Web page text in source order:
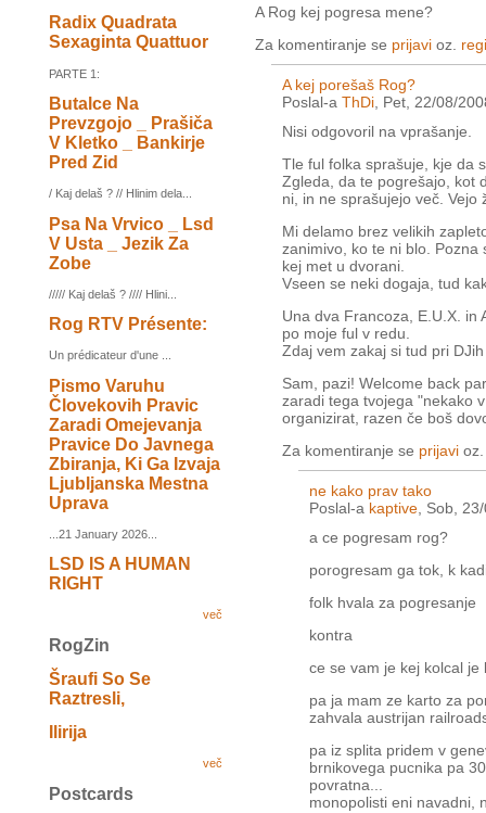
Radix Quadrata
Sexaginta Quattuor
PARTE 1:
Butalce Na
Prevzgojo _ Prašiča
V Kletko _ Bankirje
Pred Zid
/ Kaj delaš ? // Hlinim dela...
Psa Na Vrvico _ Lsd
V Usta _ Jezik Za
Zobe
///// Kaj delaš ? //// Hlini...
Rog RTV Présente:
Un prédicateur d'une ...
Pismo Varuhu
Človekovih Pravic
Zaradi Omejevanja
Pravice Do Javnega
Zbiranja, Ki Ga Izvaja
Ljubljanska Mestna
Uprava
...21 January 2026...
LSD IS A HUMAN
RIGHT
več
RogZin
Šraufi So Se
Raztresli,
Ilirija
več
Postcards
A Rog kej pogresa mene?
Za komentiranje se prijavi oz.
A kej porešaš Rog?
Poslal-a ThDi, Pet, 22/08/
Nisi odgovoril na vprašanje.
Tle ful folka sprašuje, kje da
Zgleda, da te pogrešajo, kot
ni, in ne sprašujejo več. Vejo
Mi delamo brez velikih
zanimivo, ko te ni blo. Pozna
kej met u dvorani.
Vseen se neki dogaja, tud
Una dva Francoza, E.U.X. in
po moje ful v redu.
Zdaj vem zakaj si tud pri
Sam, pazi! Welcome back
zaradi tega tvojega "nekako
organizirat, razen če boš
Za komentiranje se prijavi
ne kako prav tako
Poslal-a kaptive, Sob,
a ce pogresam rog?
porogresam ga tok, k
folk hvala za pogresanje
kontra
ce se vam je kej kolcal
pa ja mam ze karto za
zahvala austrijan
pa iz splita pridem v
brnikovega pucnika pa
povratna...
monopolisti eni navadni,